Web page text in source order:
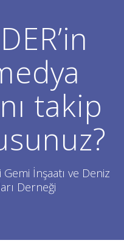
takip
İnşaatı ve Deniz
Derneği